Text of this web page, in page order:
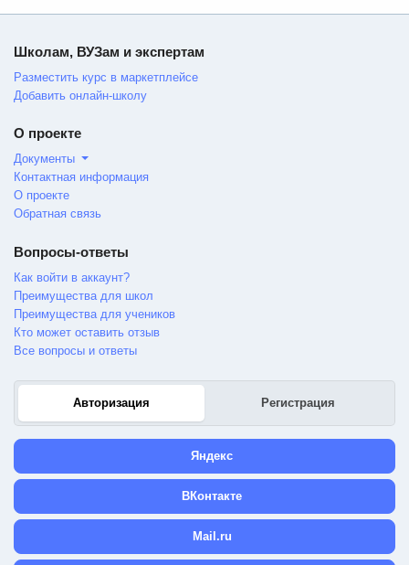
Школам, ВУЗам и экспертам
Разместить курс в маркетплейсе
Добавить онлайн-школу
О проекте
Документы
Контактная информация
О проекте
Обратная связь
Вопросы-ответы
Как войти в аккаунт?
Преимущества для школ
Преимущества для учеников
Кто может оставить отзыв
Все вопросы и ответы
Авторизация Регистрация
Яндекс
ВКонтакте
Mail.ru